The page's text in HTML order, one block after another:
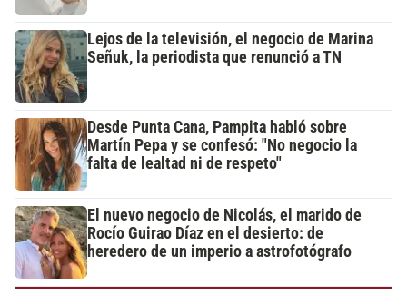
Lejos de la televisión, el negocio de Marina
Señuk, la periodista que renunció a TN
Desde Punta Cana, Pampita habló sobre
Martín Pepa y se confesó: "No negocio la
falta de lealtad ni de respeto"
El nuevo negocio de Nicolás, el marido de
Rocío Guirao Díaz en el desierto: de
heredero de un imperio a astrofotógrafo